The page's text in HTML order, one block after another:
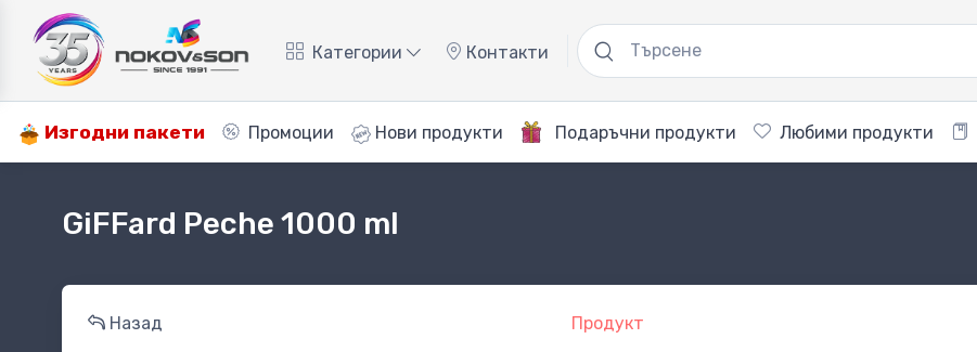
Категории Контакти
Изгодни пакети Промоции Нови продукти Подаръчни продукти Любими продукти
GiFFard Peche 1000 ml
Назад Продукт